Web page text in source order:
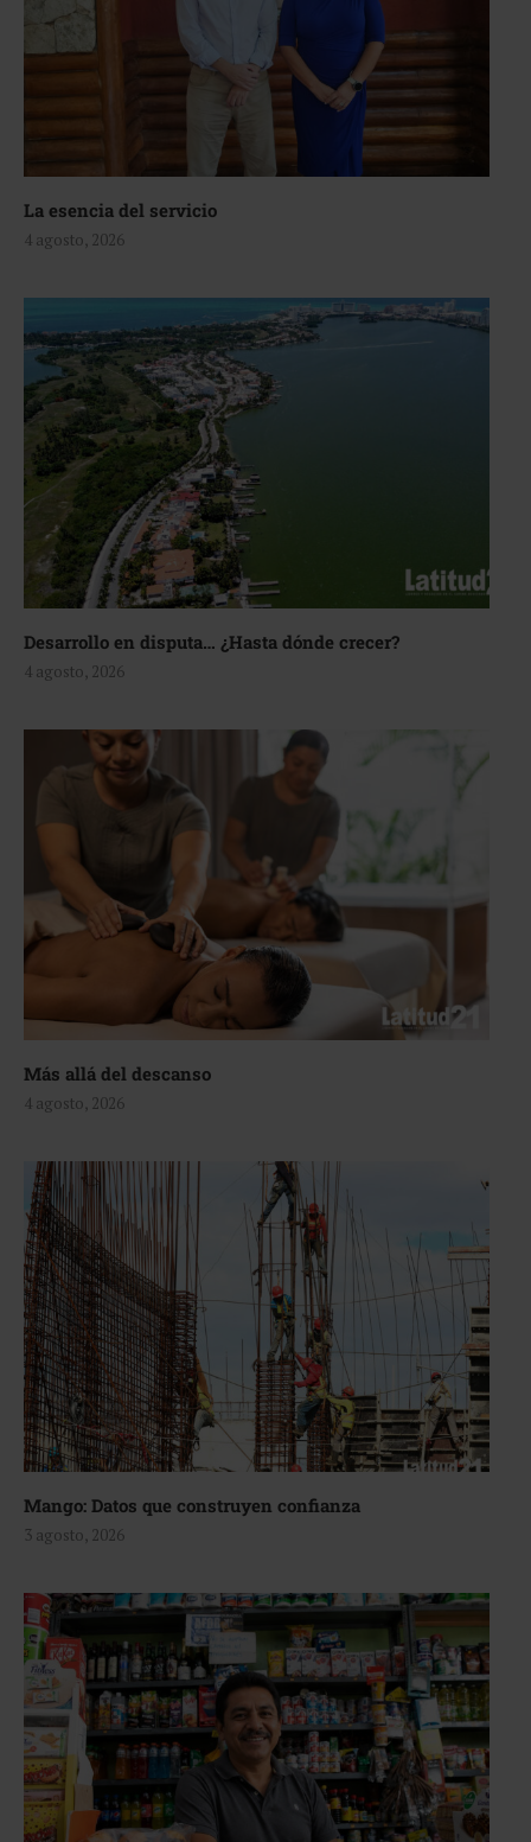
La esencia del servicio
4 agosto, 2026
Desarrollo en disputa… ¿Hasta dónde crecer?
4 agosto, 2026
Más allá del descanso
4 agosto, 2026
Mango: Datos que construyen confianza
3 agosto, 2026